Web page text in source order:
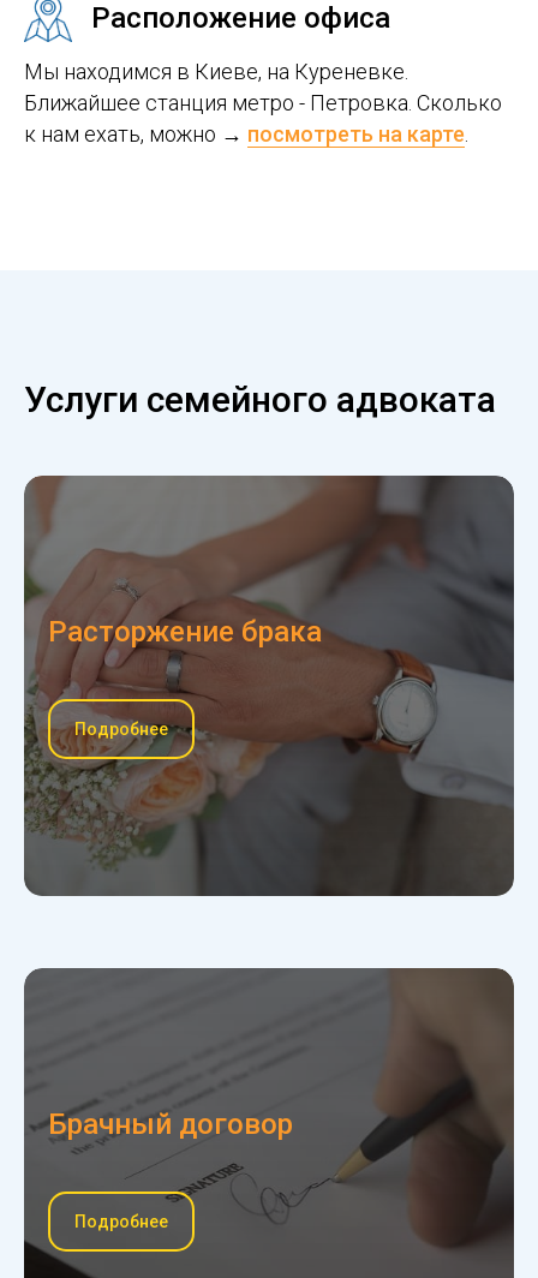
Расположение офиса
Мы находимся в Киеве, на Куреневке.
Ближайшее станция метро - Петровка. Сколько
к нам ехать, можно → посмотреть на карте.
Услуги семейного адвоката
Расторжение брака
Подробнее
Брачный договор
Подробнее